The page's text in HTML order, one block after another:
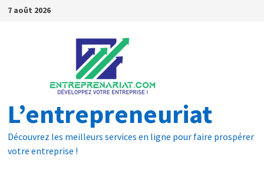
7 août 2026
L’entrepreneuriat
Découvrez les meilleurs services en ligne pour faire prospérer
votre entreprise !